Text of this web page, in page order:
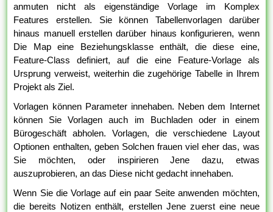
anmuten nicht als eigenständige Vorlage im Komplex
Features erstellen. Sie können Tabellenvorlagen darüber
hinaus manuell erstellen darüber hinaus konfigurieren, wenn
Die Map eine Beziehungsklasse enthält, die diese eine,
Feature-Class definiert, auf die eine Feature-Vorlage als
Ursprung verweist, weiterhin die zugehörige Tabelle in Ihrem
Projekt als Ziel.
Vorlagen können Parameter innehaben. Neben dem Internet
können Sie Vorlagen auch im Buchladen oder in einem
Bürogeschäft abholen. Vorlagen, die verschiedene Layout
Optionen enthalten, geben Solchen frauen viel eher das, was
Sie möchten, oder inspirieren Jene dazu, etwas
auszuprobieren, an das Diese nicht gedacht innehaben.
Wenn Sie die Vorlage auf ein paar Seite anwenden möchten,
die bereits Notizen enthält, erstellen Jene zuerst eine neue